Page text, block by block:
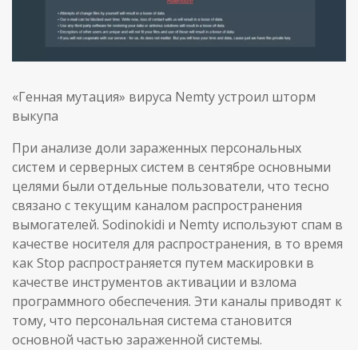
«Генная мутация» вируса Nemty устроил шторм
выкупа
При анализе доли зараженных персональных
систем и серверных систем в сентябре основными
целями были отдельные пользователи, что тесно
связано с текущим каналом распространения
вымогателей. Sodinokidi и Nemty используют спам в
качестве носителя для распространения, в то время
как Stop распространяется путем маскировки в
качестве инструментов активации и взлома
программного обеспечения. Эти каналы приводят к
тому, что персональная система становится
основной частью зараженной системы.